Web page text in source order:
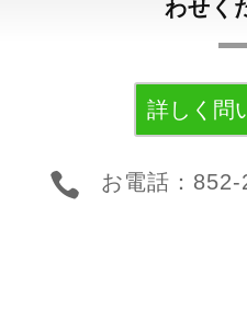
わせく
詳しく問
 お電話：